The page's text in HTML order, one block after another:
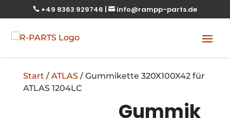
 +49 8363 929746 |  info@rampp-parts.de
Start / ATLAS/ Gummikette 320X100X42 für
ATLAS 1204LC
Gummik